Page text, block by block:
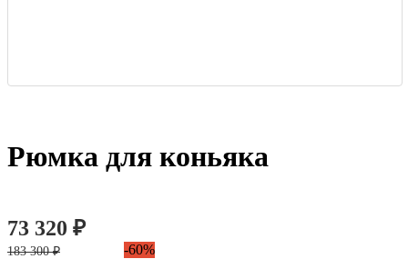
Рюмка для коньяка
73 320 ₽
183 300 ₽ -60%